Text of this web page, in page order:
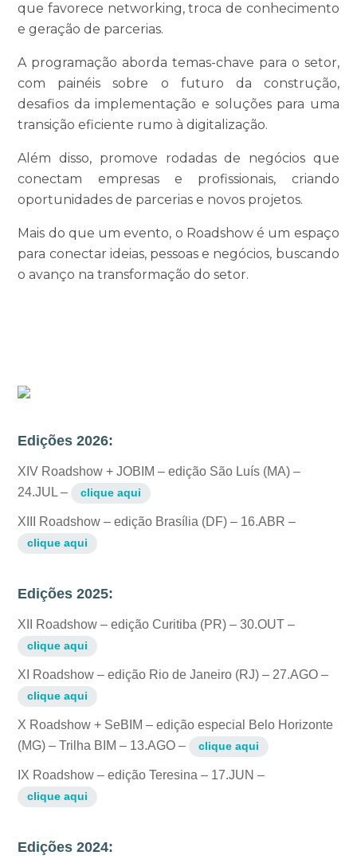
que favorece networking, troca de conhecimento
e geração de parcerias.
A programação aborda temas-chave para o setor,
com painéis sobre o futuro da construção,
desafios da implementação e soluções para uma
transição eficiente rumo à digitalização.
Além disso, promove rodadas de negócios que
conectam empresas e profissionais, criando
oportunidades de parcerias e novos projetos.
Mais do que um evento, o Roadshow é um espaço
para conectar ideias, pessoas e negócios, buscando
o avanço na transformação do setor.
Edições 2026:
XIV Roadshow + JOBIM – edição São Luís (MA) –
24.JUL –
clique aqui
XIII Roadshow – edição Brasília (DF) – 16.ABR –
clique aqui
Edições 2025:
XII Roadshow – edição Curitiba (PR) – 30.OUT –
clique aqui
XI Roadshow – edição Rio de Janeiro (RJ) – 27.AGO –
clique aqui
X Roadshow + SeBIM – edição especial Belo Horizonte
(MG) – Trilha BIM – 13.AGO –
clique aqui
IX Roadshow – edição Teresina – 17.JUN –
clique aqui
Edições 2024: